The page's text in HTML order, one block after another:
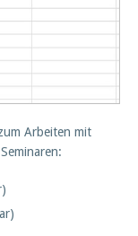
Arbeiten mit